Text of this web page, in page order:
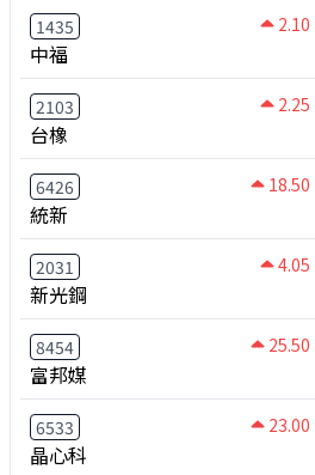
1435 2.10
中福
2103 2.25
台橡
6426 18.50
統新
2031 4.05
新光鋼
8454 25.50
富邦媒
6533 23.00
晶心科